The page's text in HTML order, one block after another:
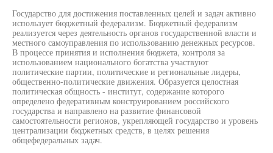
Государство для достижения поставленных целей и задач активно
использует бюджетный федерализм. Бюджетный федерализм
реализуется через деятельность органов государственной власти и
местного самоуправления по использованию денежных ресурсов.
В процессе принятия и исполнения бюджета, контроля за
использованием национального богатства участвуют
политические партии, политические и региональные лидеры,
общественно-политические движения. Образуется целостная
политическая общность - институт, содержание которого
определено федеративным конструированием российского
государства и направлено на развитие финансовой
самостоятельности регионов, укрепляющей государство и уровень
централизации бюджетных средств, в целях решения
общефедеральных задач.